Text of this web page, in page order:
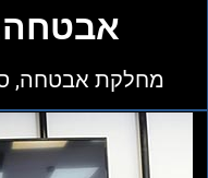
אבטחה,
מחלקת אבטחה,